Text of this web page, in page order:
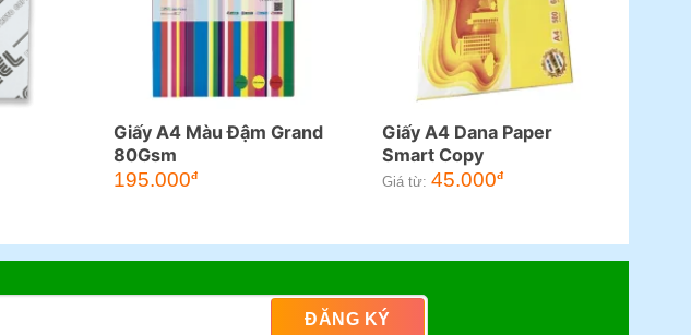
Giấy A4 Màu Đậm Grand
80Gsm
Giá
gốc
195.000đGiá
Giấy A4 Dana Paper
Smart Copy
Giá từ: 45.000đ